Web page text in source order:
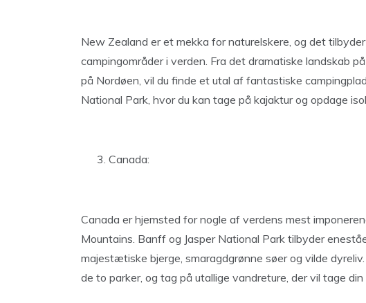
New Zealand er et mekka for naturelskere, og det
campingområder i verden. Fra det dramatiske landskab
på Nordøen, vil du finde et utal af fantastiske
National Park, hvor du kan tage på kajaktur og opdage
Canada:
Canada er hjemsted for nogle af verdens mest
Mountains. Banff og Jasper National Park tilbyder
majestætiske bjerge, smaragdgrønne søer og vilde
de to parker, og tag på utallige vandreture, der vil tage